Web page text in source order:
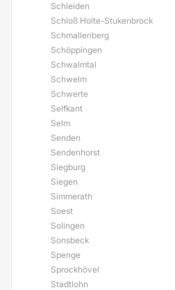
Schleiden
Schloß Holte-Stukenbrock
Schmallenberg
Schöppingen
Schwalmtal
Schwelm
Schwerte
Selfkant
Selm
Senden
Sendenhorst
Siegburg
Siegen
Simmerath
Soest
Solingen
Sonsbeck
Spenge
Sprockhövel
Stadtlohn